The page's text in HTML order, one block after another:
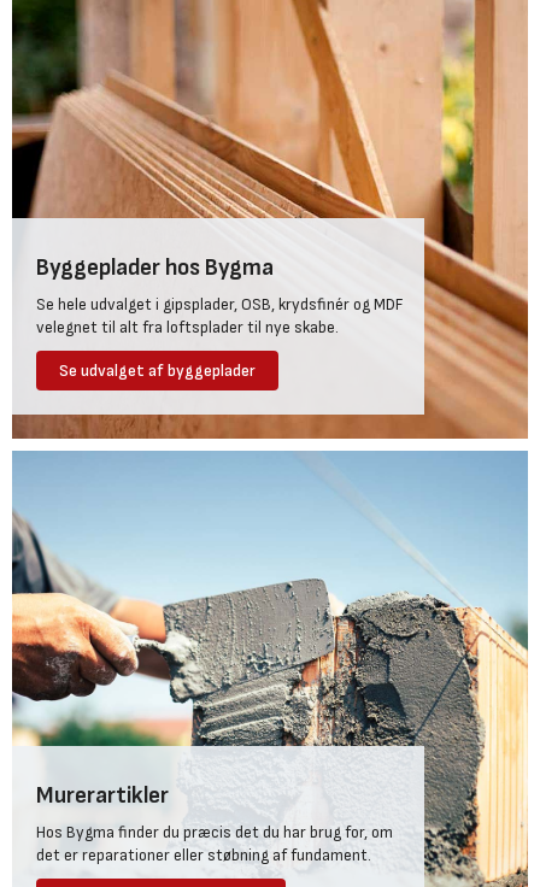
Byggeplader hos Bygma
Se hele udvalget i gipsplader, OSB, krydsfinér og MDF
velegnet til alt fra loftsplader til nye skabe.
Se udvalget af byggeplader
Murerartikler
Hos Bygma finder du præcis det du har brug for, om
det er reparationer eller støbning af fundament.